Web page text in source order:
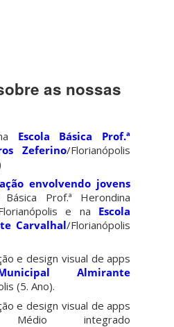
as nossas
Escola Básica Prof.ª
Zeferino/Florianópolis
envolvendo jovens
Prof.ª Herondina
e na Escola
Carvalhal/Florianópolis
e design visual de apps
Almirante
(5. Ano).
e design visual de apps
integrado